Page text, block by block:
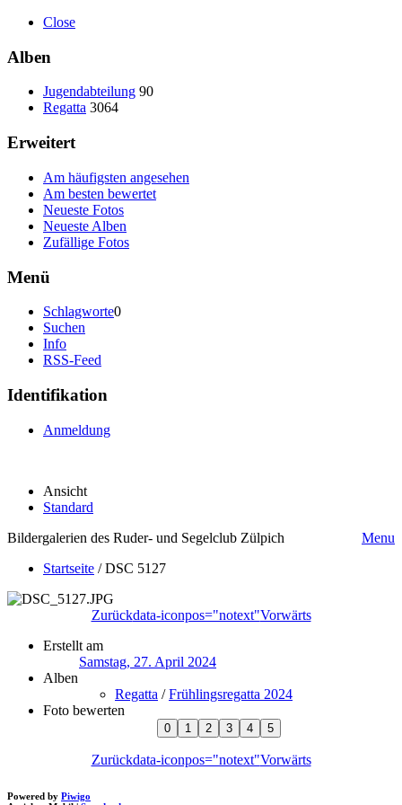
Close
Alben
Jugendabteilung 90
Regatta 3064
Erweitert
Am häufigsten angesehen
Am besten bewertet
Neueste Fotos
Neueste Alben
Zufällige Fotos
Menü
Schlagworte0
Suchen
Info
RSS-Feed
Identifikation
Anmeldung
Ansicht
Standard
Bildergalerien des Ruder- und Segelclub Zülpich
Menu
Startseite /DSC 5127
Zurückdata-iconpos="notext"Vorwärts
Erstellt am
Samstag, 27. April 2024
Alben
Regatta /Frühlingsregatta 2024
Foto bewerten
Zurückdata-iconpos="notext"Vorwärts
Powered by Piwigo